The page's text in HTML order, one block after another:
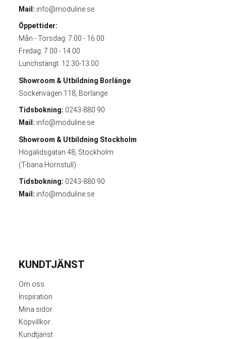
Mail: info@moduline.se
Öppettider:
Mån - Torsdag: 7.00 - 16.00
Fredag: 7.00 - 14.00
Lunchstängt: 12.30-13.00
Showroom & Utbildning Borlänge
Sockenvägen 118, Borlänge
Tidsbokning: 0243-880 90
Mail: info@moduline.se
Showroom & Utbildning Stockholm
Högalidsgatan 48, Stockholm
(T-bana Hornstull)
Tidsbokning: 0243-880 90
Mail: info@moduline.se
KUNDTJÄNST
Om oss
Inspiration
Mina sidor
Köpvillkor
Kundtjänst